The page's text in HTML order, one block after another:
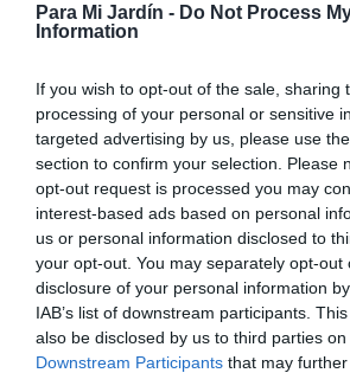
Para Mi Jardín - Do Not Process
Information
If you wish to opt-out of the sale, sharing
processing of your personal or sensitive
targeted advertising by us, please use
section to confirm your selection. Please
opt-out request is processed you may
interest-based ads based on personal
us or personal information disclosed to
your opt-out. You may separately opt-out
disclosure of your personal information
IAB’s list of downstream participants.
also be disclosed by us to third parties on
Downstream Participants that may
Cactus y suculentas
Epiphyllum Oxypetalum
18 junio, 2020 Marisol Huesca
2
Dificultad media
Planta perenne epifita, de tallos largos y
ondulados. Florece de mediados de
de verano, flores grandes y aromáticas,
color blanco. Situación parcialmente
poroso, ligeramente húmedo y bien